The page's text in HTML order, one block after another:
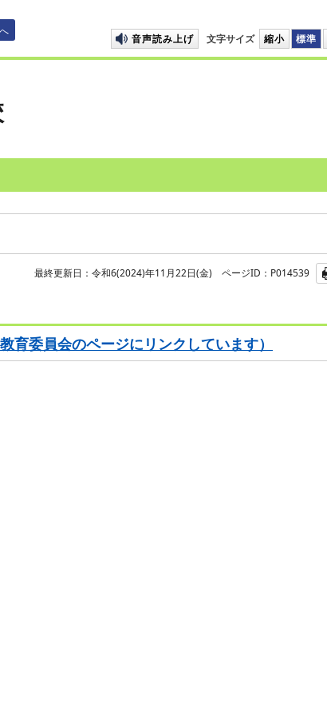
音声読み上げ 文字サイズ 縮小 標準
最終更新日：令和6(2024)年11月22日(金) ページID：P014539
育委員会のページにリンクしています）